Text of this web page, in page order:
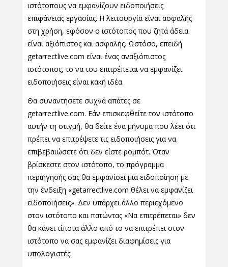
ιστότοπους να εμφανίζουν ειδοποιήσεις
επιφάνειας εργασίας. Η λειτουργία είναι ασφαλής
στη χρήση, εφόσον ο ιστότοπος που ζητά άδεια
είναι αξιόπιστος και ασφαλής. Ωστόσο, επειδή
getarrectlive.com είναι ένας αναξιόπιστος
ιστότοπος, το να του επιτρέπεται να εμφανίζει
ειδοποιήσεις είναι κακή ιδέα.
Θα συναντήσετε συχνά απάτες σε
getarrectlive.com. Εάν επισκεφθείτε τον ιστότοπο
αυτήν τη στιγμή, θα δείτε ένα μήνυμα που λέει ότι
πρέπει να επιτρέψετε τις ειδοποιήσεις για να
επιβεβαιώσετε ότι δεν είστε ρομπότ. Όταν
βρίσκεστε στον ιστότοπο, το πρόγραμμα
περιήγησής σας θα εμφανίσει μια ειδοποίηση με
την ένδειξη «getarrectlive.com θέλει να εμφανίζει
ειδοποιήσεις». Δεν υπάρχει άλλο περιεχόμενο
στον ιστότοπο και πατώντας «Να επιτρέπεται» δεν
θα κάνει τίποτα άλλο από το να επιτρέπει στον
ιστότοπο να σας εμφανίζει διαφημίσεις για
υπολογιστές.